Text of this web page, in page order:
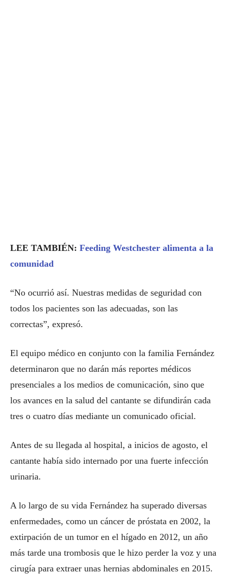
LEE TAMBIÉN: Feeding Westchester alimenta a la
comunidad
“No ocurrió así. Nuestras medidas de seguridad con
todos los pacientes son las adecuadas, son las
correctas”, expresó.
El equipo médico en conjunto con la familia Fernández
determinaron que no darán más reportes médicos
presenciales a los medios de comunicación, sino que
los avances en la salud del cantante se difundirán cada
tres o cuatro días mediante un comunicado oficial.
Antes de su llegada al hospital, a inicios de agosto, el
cantante había sido internado por una fuerte infección
urinaria.
A lo largo de su vida Fernández ha superado diversas
enfermedades, como un cáncer de próstata en 2002, la
extirpación de un tumor en el hígado en 2012, un año
más tarde una trombosis que le hizo perder la voz y una
cirugía para extraer unas hernias abdominales en 2015.